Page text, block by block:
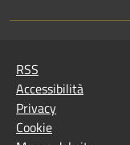
RSS
Accessibilità
Privacy
Cookie